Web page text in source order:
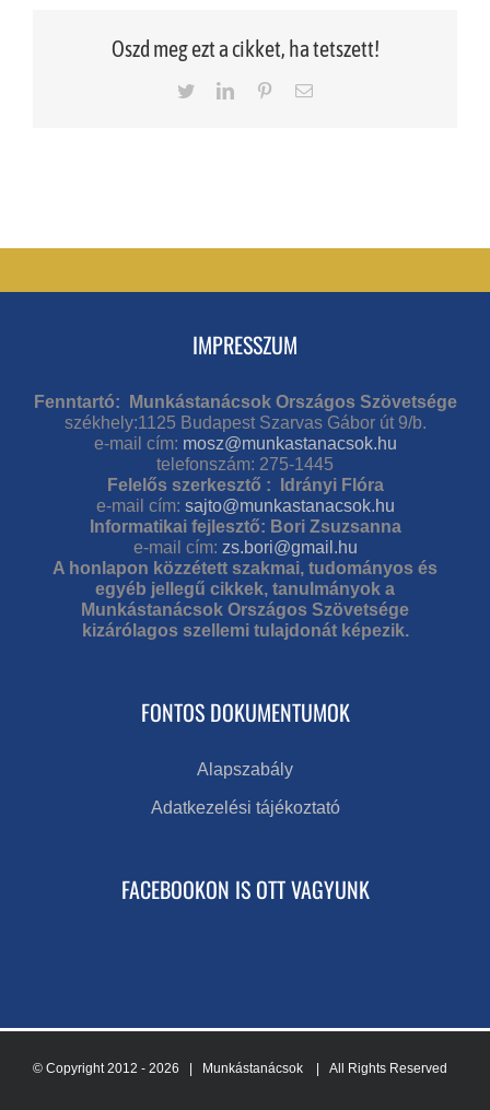
Oszd meg ezt a cikket, ha tetszett!
TwitterLinkedInPinterestEmail
IMPRESSZUM
Fenntartó: Munkástanácsok Országos Szövetsége
székhely:1125 Budapest Szarvas Gábor út 9/b.
e-mail cím: mosz@munkastanacsok.hu
telefonszám: 275-1445
Felelős szerkesztő : Idrányi Flóra
e-mail cím: sajto@munkastanacsok.hu
Informatikai fejlesztő: Bori Zsuzsanna
e-mail cím: zs.bori@gmail.hu
A honlapon közzétett szakmai, tudományos és
egyéb jellegű cikkek, tanulmányok a
Munkástanácsok Országos Szövetsége
kizárólagos szellemi tulajdonát képezik.
FONTOS DOKUMENTUMOK
Alapszabály
Adatkezelési tájékoztató
FACEBOOKON IS OTT VAGYUNK
© Copyright 2012 - 2026 | Munkástanácsok | All Rights Reserved